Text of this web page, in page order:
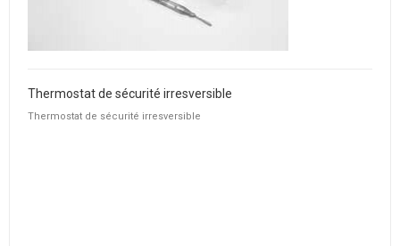
Thermostat de sécurité irresversible
Thermostat de sécurité irresversible